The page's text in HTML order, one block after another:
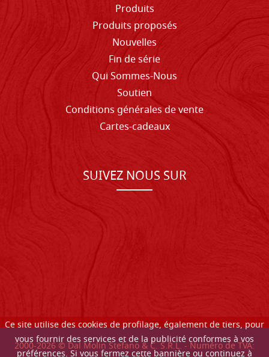
Ce site utilise des cookies de profilage, également de tiers, pour
vous fournir des services et de la publicité conformes à vos
Produits
Produits proposés
Nouvelles
Fin de série
Qui Sommes-Nous
Soutien
Conditions générales de vente
Cartes-cadeaux
SUIVEZ NOUS SUR
2000-2026© Dal Molin Stefano & C. S.R.L. - Numéro de TVA: